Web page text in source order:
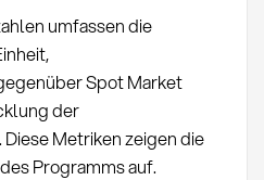
umfassen die
Spot Market
der
Metriken zeigen die
Programms auf.